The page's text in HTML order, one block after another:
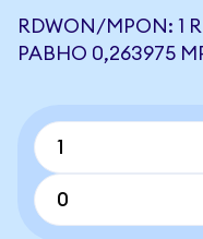
RDWON/MPON: 1
РАВНО 0,263975